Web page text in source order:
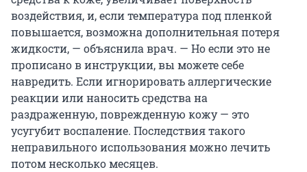
воздействия, и, если температура под пленкой
повышается, возможна дополнительная потеря
жидкости, — объяснила врач. — Но если это не
прописано в инструкции, вы можете себе
навредить. Если игнорировать аллергические
реакции или наносить средства на
раздраженную, поврежденную кожу — это
усугубит воспаление. Последствия такого
неправильного использования можно лечить
потом несколько месяцев.